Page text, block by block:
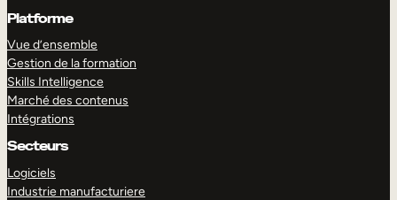
Platforme
Vue d’ensemble
Gestion de la formation
Skills Intelligence
Marché des contenus
Intégrations
Secteurs
Logiciels
Industrie manufacturiere